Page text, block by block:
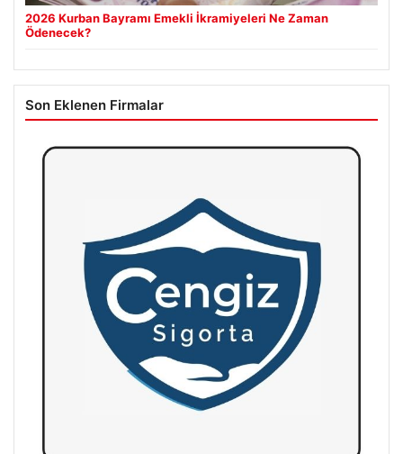
2026 Kurban Bayramı Emekli İkramiyeleri Ne Zaman
Ödenecek?
Son Eklenen Firmalar